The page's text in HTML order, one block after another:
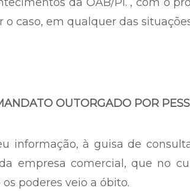
o caso, em qualquer das
OUTORGADO POR
informação, à guisa de
empresa comercial, que no
poderes veio a óbito.